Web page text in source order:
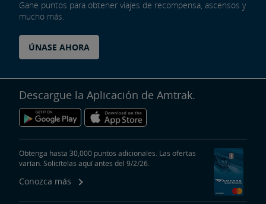
Gane puntos para obtener viajes de recompensa, ascensos y
mucho más.
ÚNASE AHORA
Descargue la Aplicación de Amtrak.
Obtenga hasta 30,000 puntos adicionales. Las ofertas
varían. Solicítelas aquí antes del 9/2/26.
Conozca más